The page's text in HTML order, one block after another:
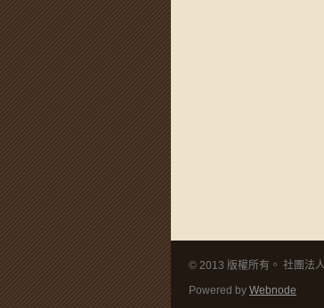
© 2013 版權所有。 社團法
Powered by Webnode